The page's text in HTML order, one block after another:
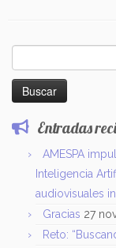
Entradas
AMESPA
Inteligencia
audiovisuales
Gracias 27
Reto: